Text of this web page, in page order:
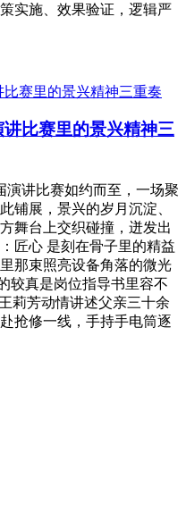
实施、效果验证，逻辑严
讲比赛里的景兴精神三
演讲比赛如约而至，一场聚
铺展，景兴的岁月沉淀、
舞台上交织碰撞，迸发出
匠心 是刻在骨子里的精益
那束照亮设备角落的微光
较真是岗位指导书里容不
莉芳动情讲述父亲三十余
抢修一线，手持手电筒逐